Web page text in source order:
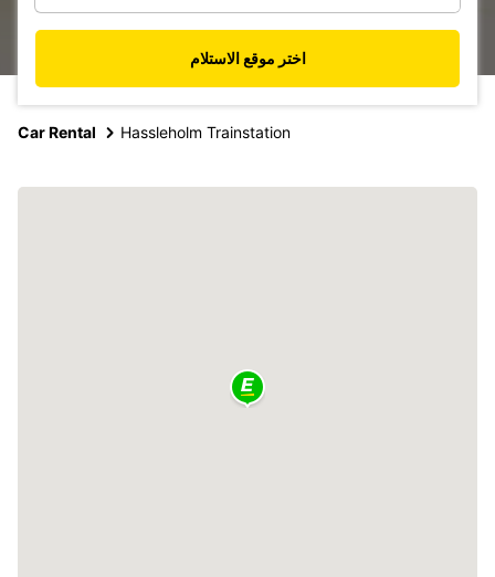
اختر موقع الاستلام
Car Rental Hassleholm Trainstation